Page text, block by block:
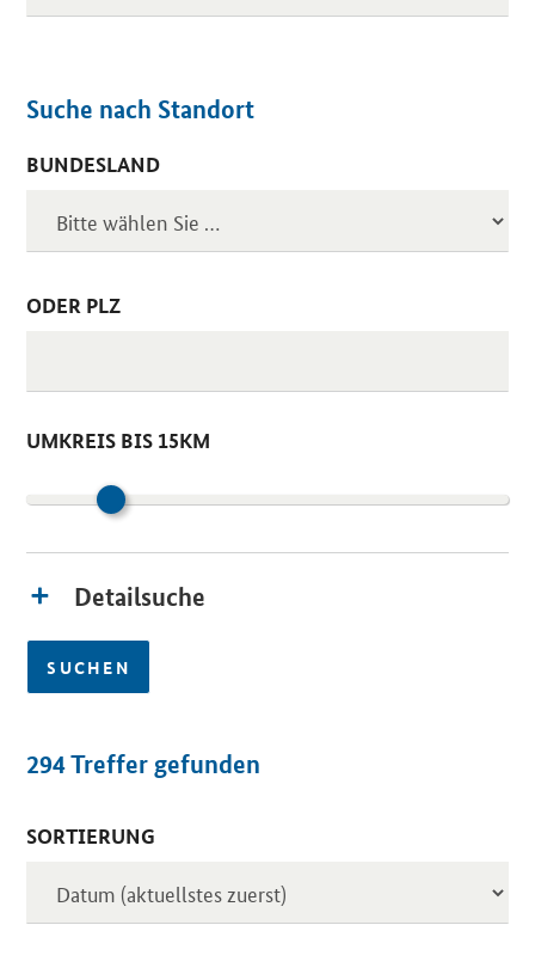
Suche nach Standort
BUNDESLAND
ODER PLZ
UMKREIS BIS 15KM
Detailsuche
SUCHEN
294Treffer gefunden
SORTIERUNG